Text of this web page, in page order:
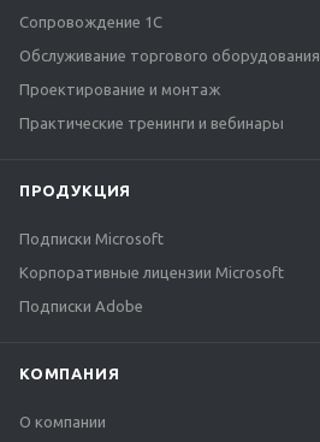
Сопровождение 1С
Обслуживание торгового оборудования
Проектирование и монтаж
Практические тренинги и вебинары
ПРОДУКЦИЯ
Подписки Microsoft
Корпоративные лицензии Microsoft
Подписки Adobe
КОМПАНИЯ
О компании